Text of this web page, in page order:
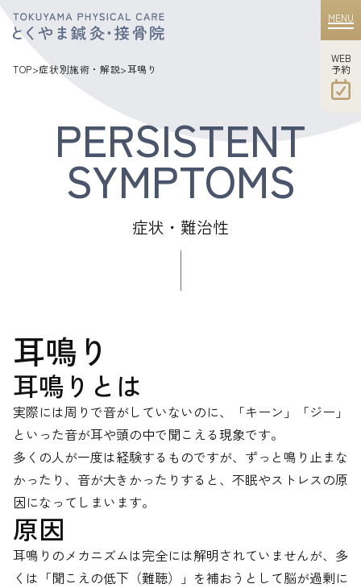
MENU
WEB
​​​​​​​予約
TOP>症状別施術・解説>耳鳴り
症状・難治性
耳鳴り
耳鳴りとは
実際には周りで音がしていないのに、「キーン」「ジー」
といった音が耳や頭の中で聞こえる現象です。
多くの人が一度は経験するものですが、ずっと鳴り止まな
かったり、音が大きかったりすると、不眠やストレスの原
因になってしまいます。
原因
耳鳴りのメカニズムは完全には解明されていませんが、多
くは「聞こえの低下（難聴）」を補おうとして脳が過剰に